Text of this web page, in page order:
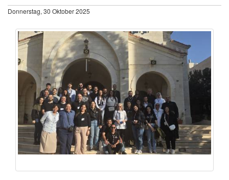
Donnerstag, 30 Oktober 2025